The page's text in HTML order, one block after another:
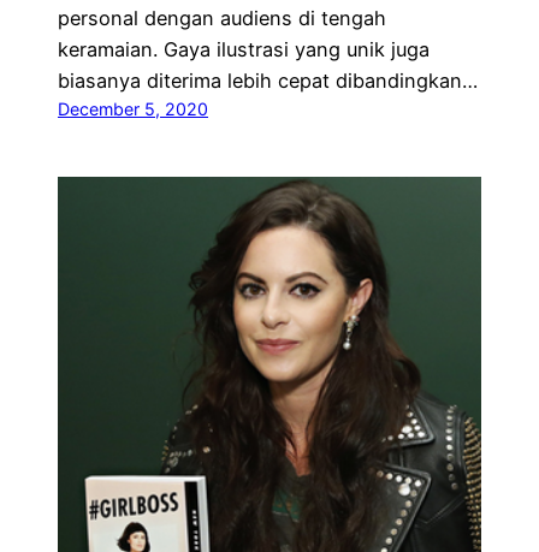
personal dengan audiens di tengah
keramaian. Gaya ilustrasi yang unik juga
biasanya diterima lebih cepat dibandingkan…
December 5, 2020